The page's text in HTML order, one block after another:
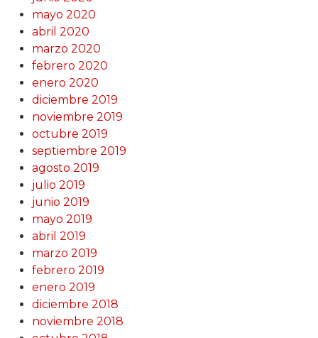
mayo 2020
abril 2020
marzo 2020
febrero 2020
enero 2020
diciembre 2019
noviembre 2019
octubre 2019
septiembre 2019
agosto 2019
julio 2019
junio 2019
mayo 2019
abril 2019
marzo 2019
febrero 2019
enero 2019
diciembre 2018
noviembre 2018